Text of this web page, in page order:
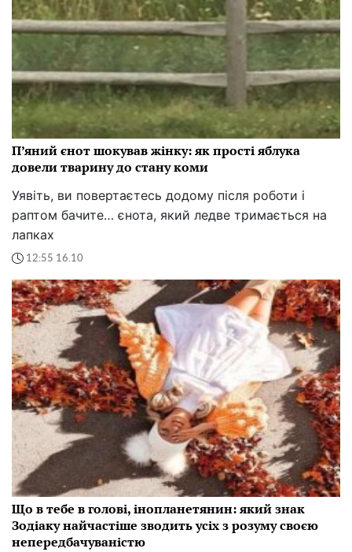
П’яний єнот шокував жінку: як прості яблука
довели тварину до стану коми
Уявіть, ви повертаєтесь додому після роботи і
раптом бачите… єнота, який ледве тримається на
лапках
12:55 16.10
Що в тебе в голові, інопланетянин: який знак
Зодіаку найчастіше зводить усіх з розуму своєю
непередбачуваністю